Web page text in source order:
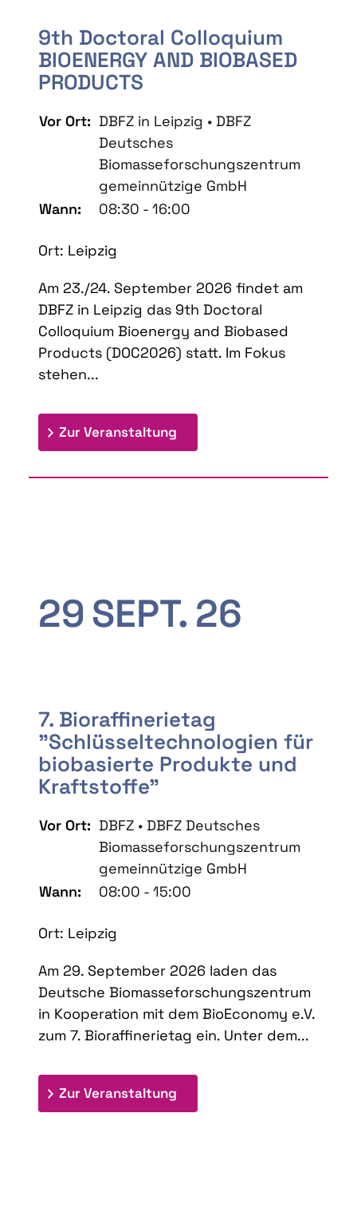
9th Doctoral Colloquium
BIOENERGY AND BIOBASED
PRODUCTS
Vor Ort: DBFZ in Leipzig • DBFZ
Deutsches
Biomasseforschungszentrum
gemeinnützige GmbH
Wann:
08:30 - 16:00
Ort: Leipzig
Am 23./24. September 2026 findet am
DBFZ in Leipzig das 9th Doctoral
Colloquium Bioenergy and Biobased
Products (DOC2026) statt. Im Fokus
stehen...
Zur Veranstaltung
29SEPT. 26
7. Bioraffinerietag
"Schlüsseltechnologien für
biobasierte Produkte und
Kraftstoffe"
Vor Ort: DBFZ • DBFZ Deutsches
Biomasseforschungszentrum
gemeinnützige GmbH
Wann:
08:00 - 15:00
Ort: Leipzig
Am 29. September 2026 laden das
Deutsche Biomasseforschungszentrum
in Kooperation mit dem BioEconomy e.V.
zum 7. Bioraffinerietag ein. Unter dem...
Zur Veranstaltung